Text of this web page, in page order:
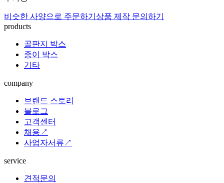
비슷한 사양으로 주문하기 상품 제작 문의하기
products
골판지 박스
종이 박스
기타
company
브랜드 스토리
블로그
고객센터
채용↗
사업자서류↗
service
견적문의